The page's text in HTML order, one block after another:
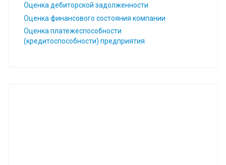
Оценка дебиторской задолженности
Оценка финансового состояния компании
Оценка платежеспособности
(кредитоспособности) предприятия